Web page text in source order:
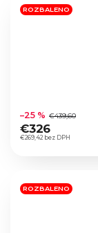
hviezdičiek.
ROZBALENO
hodnotenie
produktu
je
hviezdičiek.
€269,42 bez DPH
–25 % €439,60
€326
ROZBALENO